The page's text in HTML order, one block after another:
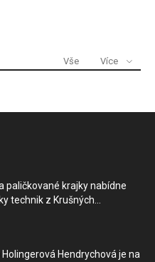
Vše Více
paličkované krajky nabídne
technik z Krušných...
Holingerová Hendrychová je na